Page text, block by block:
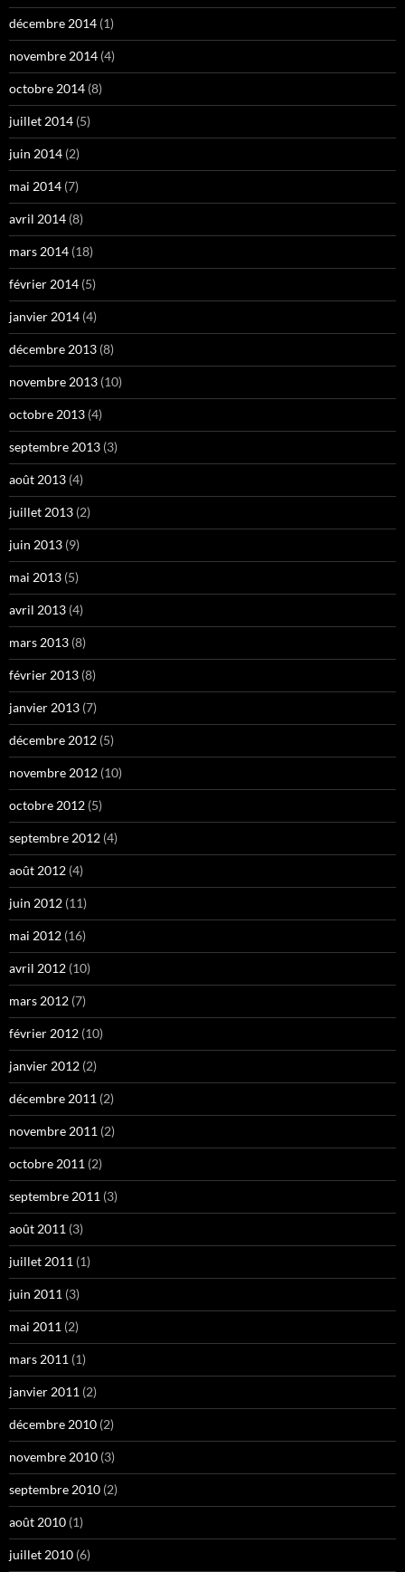
décembre 2014 (1)
novembre 2014 (4)
octobre 2014 (8)
juillet 2014 (5)
juin 2014 (2)
mai 2014 (7)
avril 2014 (8)
mars 2014 (18)
février 2014 (5)
janvier 2014 (4)
décembre 2013 (8)
novembre 2013 (10)
octobre 2013 (4)
septembre 2013 (3)
août 2013 (4)
juillet 2013 (2)
juin 2013 (9)
mai 2013 (5)
avril 2013 (4)
mars 2013 (8)
février 2013 (8)
janvier 2013 (7)
décembre 2012 (5)
novembre 2012 (10)
octobre 2012 (5)
septembre 2012 (4)
août 2012 (4)
juin 2012 (11)
mai 2012 (16)
avril 2012 (10)
mars 2012 (7)
février 2012 (10)
janvier 2012 (2)
décembre 2011 (2)
novembre 2011 (2)
octobre 2011 (2)
septembre 2011 (3)
août 2011 (3)
juillet 2011 (1)
juin 2011 (3)
mai 2011 (2)
mars 2011 (1)
janvier 2011 (2)
décembre 2010 (2)
novembre 2010 (3)
septembre 2010 (2)
août 2010 (1)
juillet 2010 (6)